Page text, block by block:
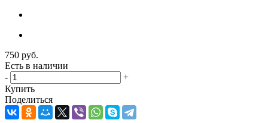
750 руб.
Есть в наличии
-
+
Купить
Поделиться